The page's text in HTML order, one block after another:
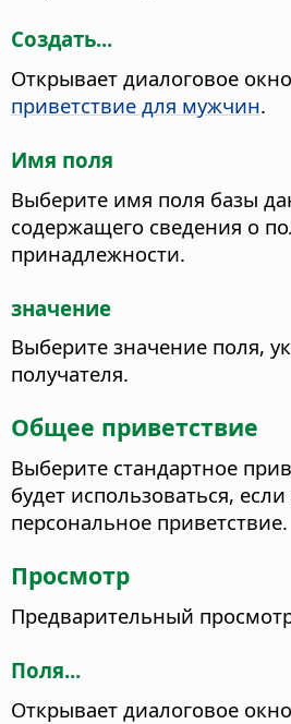
Создать...
Открывает диалоговое окно
приветствие для мужчин.
Имя поля
Выберите имя поля базы
содержащего сведения о
принадлежности.
значение
Выберите значение поля,
получателя.
Общее приветствие
Выберите стандартное
будет использоваться,
персональное приветствие.
Просмотр
Предварительный
Поля...
Открывает диалоговое окно